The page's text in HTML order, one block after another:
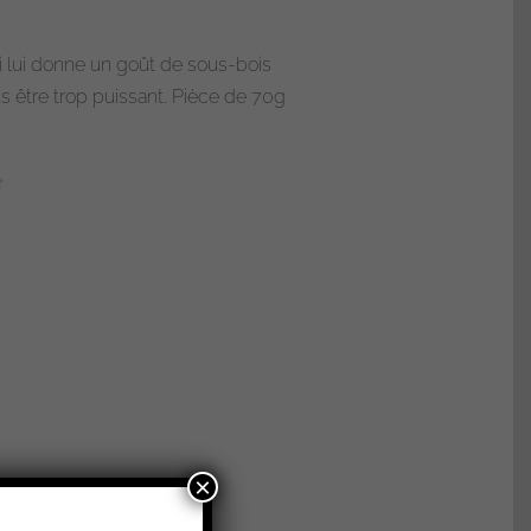
lui donne un goût de sous-bois
être trop puissant. Pièce de 70g
×